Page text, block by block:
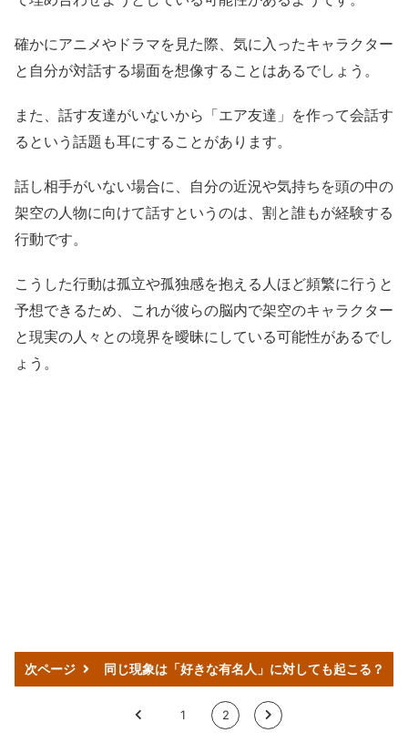
確かにアニメやドラマを見た際、気に入ったキャラクター
と自分が対話する場面を想像することはあるでしょう。
また、話す友達がいないから「エア友達」を作って会話す
るという話題も耳にすることがあります。
話し相手がいない場合に、自分の近況や気持ちを頭の中の
架空の人物に向けて話すというのは、割と誰もが経験する
行動です。
こうした行動は孤立や孤独感を抱える人ほど頻繁に行うと
予想できるため、これが彼らの脳内で架空のキャラクター
と現実の人々との境界を曖昧にしている可能性があるでし
ょう。
次ページ 同じ現象は「好きな有名人」に対しても起こる？
< 1 2 >